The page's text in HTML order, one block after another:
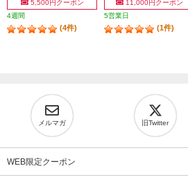
5,500円クーポン
4週間
(4件)
11,000円クーポン
5営業日
(1件)
メルマガ 旧Twitter
WEB限定クーポン